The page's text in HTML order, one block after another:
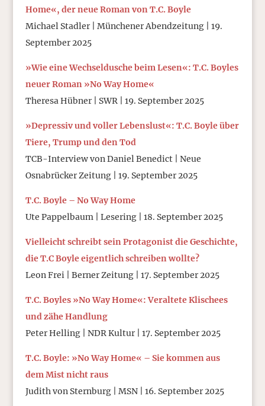
Home«, der neue Roman von T.C. Boyle
Michael Stadler | Münchener Abendzeitung | 19.
September 2025
»Wie eine Wechseldusche beim Lesen«: T.C. Boyles
neuer Roman »No Way Home«
Theresa Hübner | SWR | 19. September 2025
»Depressiv und voller Lebenslust«: T.C. Boyle über
Tiere, Trump und den Tod
TCB-Interview von Daniel Benedict | Neue
Osnabrücker Zeitung | 19. September 2025
T.C. Boyle – No Way Home
Ute Pappelbaum | Lesering | 18. September 2025
Vielleicht schreibt sein Protagonist die Geschichte,
die T.C Boyle eigentlich schreiben wollte?
Leon Frei | Berner Zeitung | 17. September 2025
T.C. Boyles »No Way Home«: Veraltete Klischees
und zähe Handlung
Peter Helling | NDR Kultur | 17. September 2025
T.C. Boyle: »No Way Home« – Sie kommen aus
dem Mist nicht raus
Judith von Sternburg | MSN | 16. September 2025